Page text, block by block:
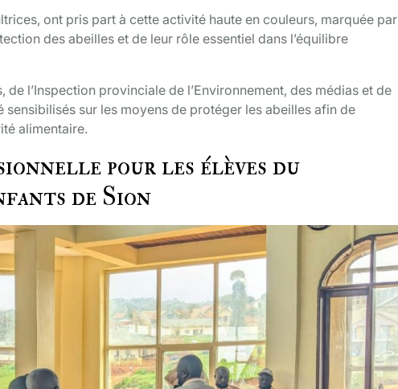
ont pris part à cette activité haute en couleurs, marquée par
des abeilles et de leur rôle essentiel dans l’équilibre
l’Inspection provinciale de l’Environnement, des médias et de
sur les moyens de protéger les abeilles afin de
alimentaire.
pour les élèves du
de Sion